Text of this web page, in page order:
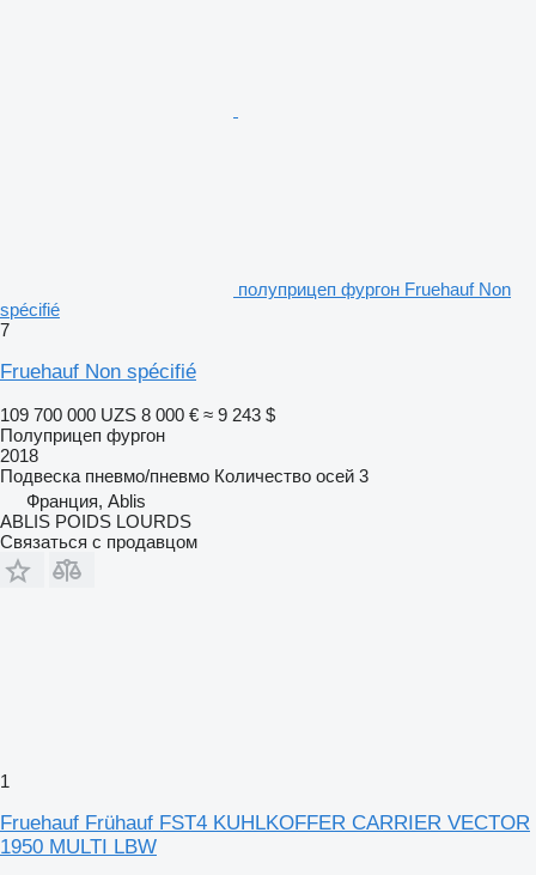
полуприцеп фургон Fruehauf Non
spécifié
7
Fruehauf Non spécifié
109 700 000 UZS 8 000 € ≈ 9 243 $
Полуприцеп фургон
2018
Подвеска пневмо/пневмо Количество осей 3
Франция, Ablis
ABLIS POIDS LOURDS
Связаться с продавцом
1
Fruehauf Frühauf FST4 KUHLKOFFER CARRIER VECTOR
1950 MULTI LBW